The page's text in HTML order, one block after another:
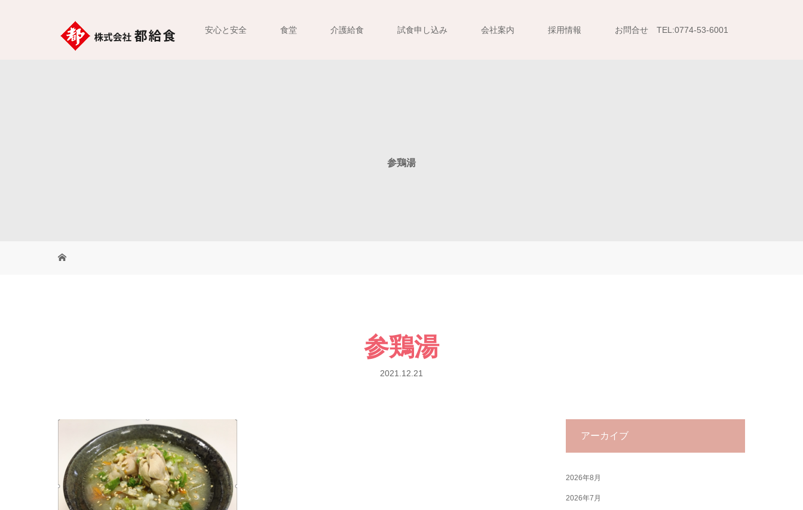
安心と安全 食堂 介護給食 試食申し込み 会社案内 採用情報 お問合せ TEL:0774-53-6001
参鶏湯
参鶏湯
2021.12.21
アーカイブ
2026年8月
2026年7月